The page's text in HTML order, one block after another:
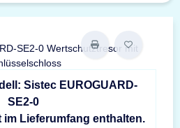
Sistec EUROGUARD-
SE2-0
im Lieferumfang enthalten.